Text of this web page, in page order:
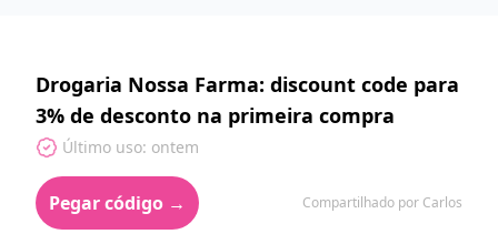
Drogaria Nossa Farma: discount code para
3% de desconto na primeira compra
Último uso: ontem
Pegar código → Compartilhado por Carlos